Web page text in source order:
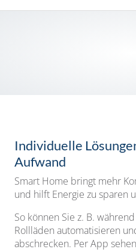
Individuelle
Aufwand
Smart Home bringt mehr
und hilft Energie zu sparen
So können Sie z. B.
Rollläden automatisieren
abschrecken. Per App